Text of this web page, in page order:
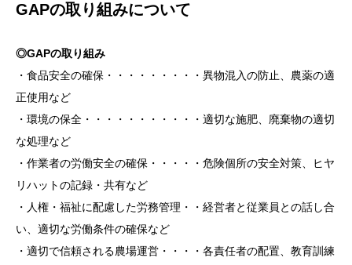
GAPの取り組みについて
◎GAPの取り組み
・食品安全の確保・・・・・・・・・異物混入の防止、農薬の適
正使用など
・環境の保全・・・・・・・・・・・適切な施肥、廃棄物の適切
な処理など
・作業者の労働安全の確保・・・・・危険個所の安全対策、ヒヤ
リハットの記録・共有など
・人権・福祉に配慮した労務管理・・経営者と従業員との話し合
い、適切な労働条件の確保など
・適切で信頼される農場運営・・・・各責任者の配置、教育訓練